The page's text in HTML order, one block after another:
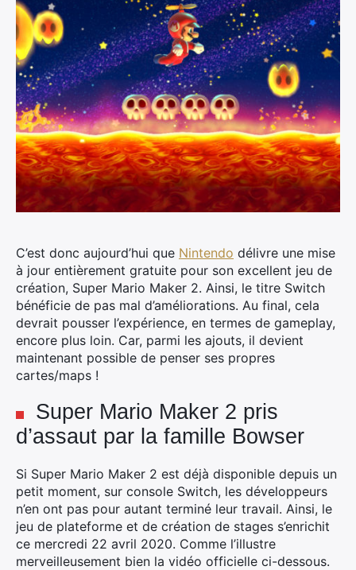
C’est donc aujourd’hui que Nintendo délivre une mise
à jour entièrement gratuite pour son excellent jeu de
création, Super Mario Maker 2. Ainsi, le titre Switch
bénéficie de pas mal d’améliorations. Au final, cela
devrait pousser l’expérience, en termes de gameplay,
encore plus loin. Car, parmi les ajouts, il devient
maintenant possible de penser ses propres
cartes/maps !
Super Mario Maker 2 pris
d’assaut par la famille Bowser
Si Super Mario Maker 2 est déjà disponible depuis un
petit moment, sur console Switch, les développeurs
n’en ont pas pour autant terminé leur travail. Ainsi, le
jeu de plateforme et de création de stages s’enrichit
ce mercredi 22 avril 2020. Comme l’illustre
merveilleusement bien la vidéo officielle ci-dessous.